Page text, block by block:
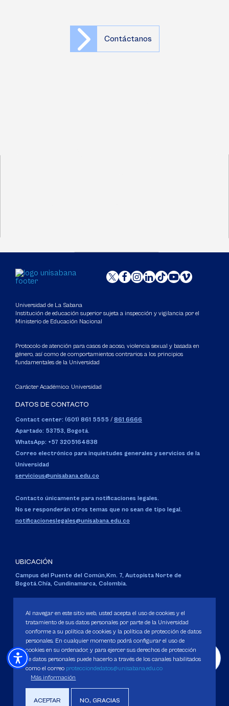
Contáctanos
Universidad de La Sabana
Institución de educación superior sujeta a inspección y vigilancia por el
Ministerio de Educación Nacional
Protocolo de atención para casos de acoso, violencia sexual y basada en
género, así como de comportamientos contrarios a los principios
fundamentales de la Universidad
Carácter Académico: Universidad
DATOS DE CONTACTO
Contact center: (601) 861 5555 / 861 6666
Apartado: 53753, Bogotá.
WhatsApp: +57 3205164838
Correo electrónico para inquietudes generales y servicios de la
Universidad
servicious@unisabana.edu.co
Contacto únicamente para notificaciones legales.
No se responderán otros temas que no sean de tipo legal.
notificacioneslegales@unisabana.edu.co
UBICACIÓN
Campus del Puente del Común,Km. 7, Autopista Norte de
Bogotá.Chía, Cundinamarca, Colombia.
Personería Jurídica:Resolución 130 del 14 de enero de 1980.
Ministerio de Educación Nacional.
Política de Protección de datos
Derechos Pecuniarios
Al navegar en este sitio web, usted acepta el uso de cookies y el
tratamiento de sus datos personales por parte de la Universidad
conforme a su política de cookies y la política de protección de datos
personales. En cualquier momento podrá configurar el uso de
cookies en su ordenador, y para ejercer sus derechos de protección
de datos personales puede hacerlo a través de los canales habilitados
como el correo protecciondedatos@unisabana.edu.co
Más información
ACEPTAR NO, GRACIAS